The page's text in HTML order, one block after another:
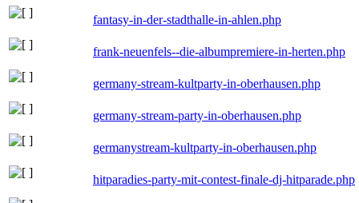
fantasy-in-der-stadthalle-in-ahlen.php
frank-neuenfels--die-albumpremiere-in-herten.php
germany-stream-kultparty-in-oberhausen.php
germany-stream-party-in-oberhausen.php
germanystream-kultparty-in-oberhausen.php
hitparadies-party-mit-contest-finale-dj-hitparade.php